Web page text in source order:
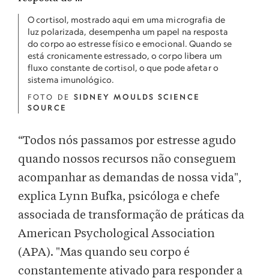
O cortisol, mostrado aqui em uma micrografia de
luz polarizada, desempenha um papel na resposta
do corpo ao estresse físico e emocional. Quando se
está cronicamente estressado, o corpo libera um
fluxo constante de cortisol, o que pode afetar o
sistema imunológico.
FOTO DE SIDNEY MOULDS SCIENCE
SOURCE
“Todos nós passamos por estresse agudo
quando nossos recursos não conseguem
acompanhar as demandas de nossa vida",
explica Lynn Bufka, psicóloga e chefe
associada de transformação de práticas da
American Psychological Association
(APA). "Mas quando seu corpo é
constantemente ativado para responder a